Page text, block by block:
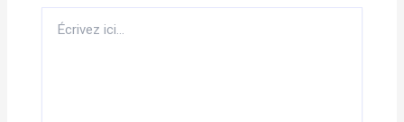
Écrivez
ici…